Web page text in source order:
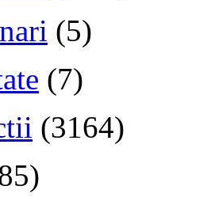
(5)
(7)
(3164)